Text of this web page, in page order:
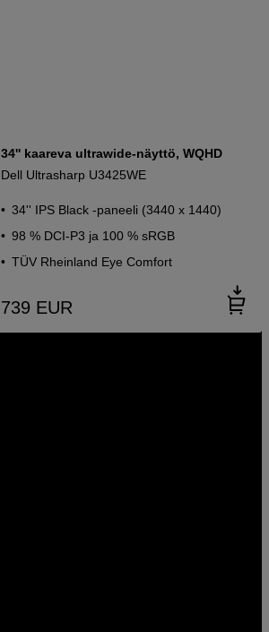
34'' kaareva ultrawide-näyttö, WQHD
Dell Ultrasharp U3425WE
34'' IPS Black -paneeli (3440 x 1440)
98 % DCI-P3 ja 100 % sRGB
TÜV Rheinland Eye Comfort
739 EUR